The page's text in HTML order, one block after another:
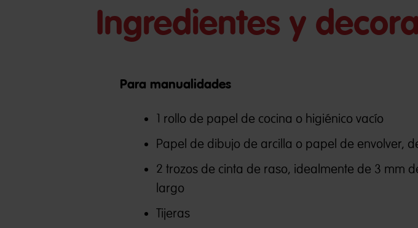
Ingredientes y
Para manualidades
1 rollo de papel de cocina o higiénico vacío
Papel de dibujo de arcilla o papel de envolver,
2 trozos de cinta de raso, idealmente de 3 mm
largo
Tijeras